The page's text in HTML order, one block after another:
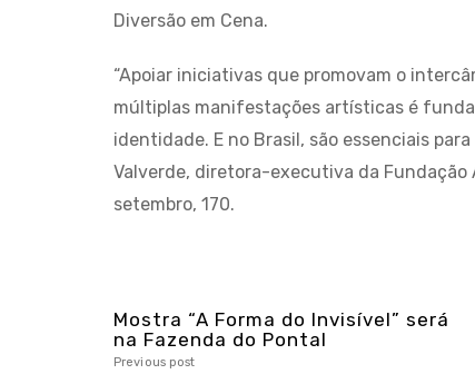
Diversão em Cena.
“Apoiar iniciativas que promovam o
múltiplas manifestações artísticas é
identidade. E no Brasil, são essenciais
Valverde, diretora-executiva da Fundação
setembro, 170.
Mostra “A Forma do Invisível” será
na Fazenda do Pontal
Previous post